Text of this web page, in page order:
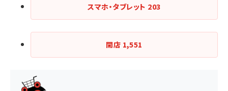
スマホ・タブレット 203
開店 1,551